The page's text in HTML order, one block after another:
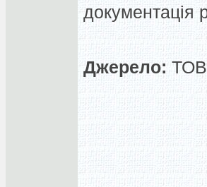
документація
Джерело: ТОВ